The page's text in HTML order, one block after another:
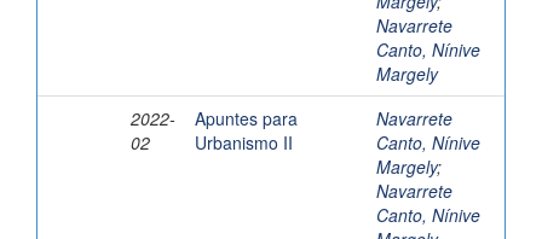
Navarrete
Canto, Nínive
Margely
2022-
02
Apuntes para
Urbanismo II
Navarrete
Canto, Nínive
Margely;
Navarrete
Canto, Nínive